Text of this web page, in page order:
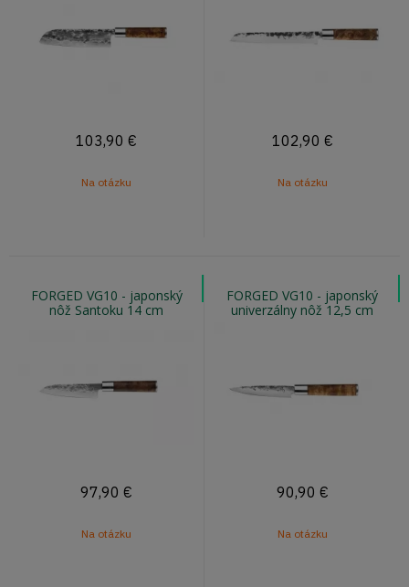
103,90 €
Na otázku
102,90 €
Na otázku
FORGED VG10 - japonský
nôž Santoku 14 cm
97,90 €
Na otázku
FORGED VG10 - japonský
univerzálny nôž 12,5 cm
90,90 €
Na otázku